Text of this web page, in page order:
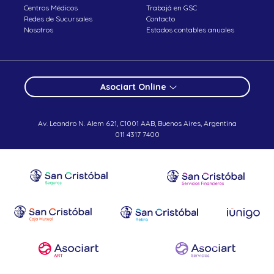
Centros Médicos
Redes de Sucursales
Nosotros
Trabajá en GSC
Contacto
Estados contables anuales
Asociart Online
Av. Leandro N. Alem 621, C1001 AAB, Buenos Aires, Argentina
011 4317 7400